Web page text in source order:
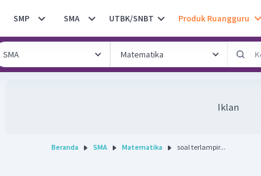
SMP SMA UTBK/SNBT Produk Ruangguru
Iklan
Beranda SMA Matematika soal terlampir...